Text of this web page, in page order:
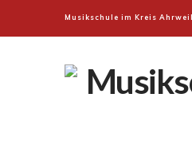
Musikschule im Kreis